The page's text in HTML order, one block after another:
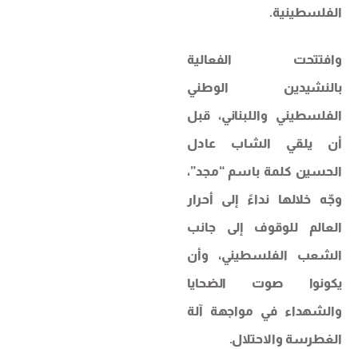
الفلسطينية.
وافتتحت الفعالية
بالنشيدين الوطني
الفلسطيني واللبناني، قبل
أن يلقي الشاب عادل
الحسين كلمة باسم “مجد”،
وجّه خلالها نداءً إلى أحرار
العالم للوقوف إلى جانب
الشعب الفلسطيني، وأن
يكونوا صوت الضحايا
والشهداء في مواجهة آلة
الغطرسة والاحتلال.